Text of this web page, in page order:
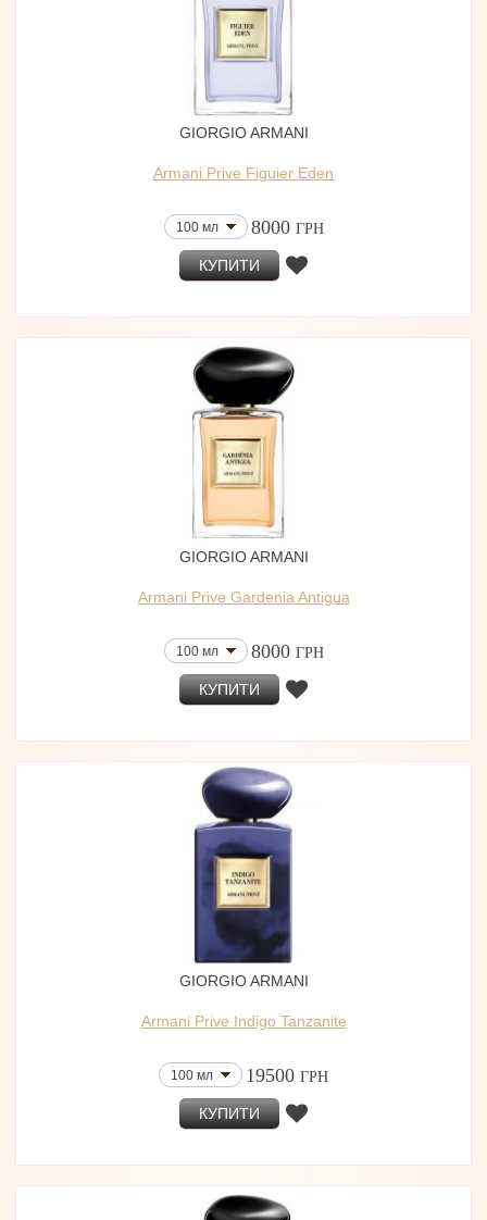
GIORGIO ARMANI
Armani Prive Figuier Eden
100 мл 8000 ГРН
КУПИТИ
GIORGIO ARMANI
Armani Prive Gardenia Antigua
100 мл 8000 ГРН
КУПИТИ
GIORGIO ARMANI
Armani Prive Indigo Tanzanite
100 мл 19500 ГРН
КУПИТИ